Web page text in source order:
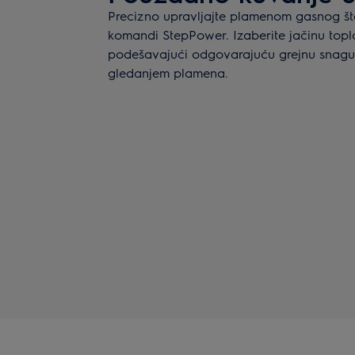
Precizno upravljajte plamenom gasnog
komandi StepPower. Izaberite jačinu
podešavajući odgovarajuću grejnu
gledanjem plamena.